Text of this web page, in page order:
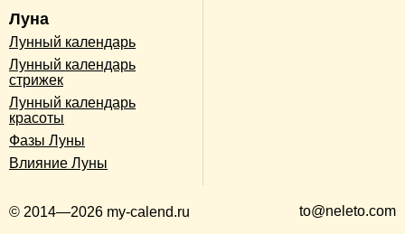
Луна
Лунный календарь
Лунный календарь
стрижек
Лунный календарь
красоты
Фазы Луны
Влияние Луны
© 2014—2026 my-calend.ru to@neleto.com